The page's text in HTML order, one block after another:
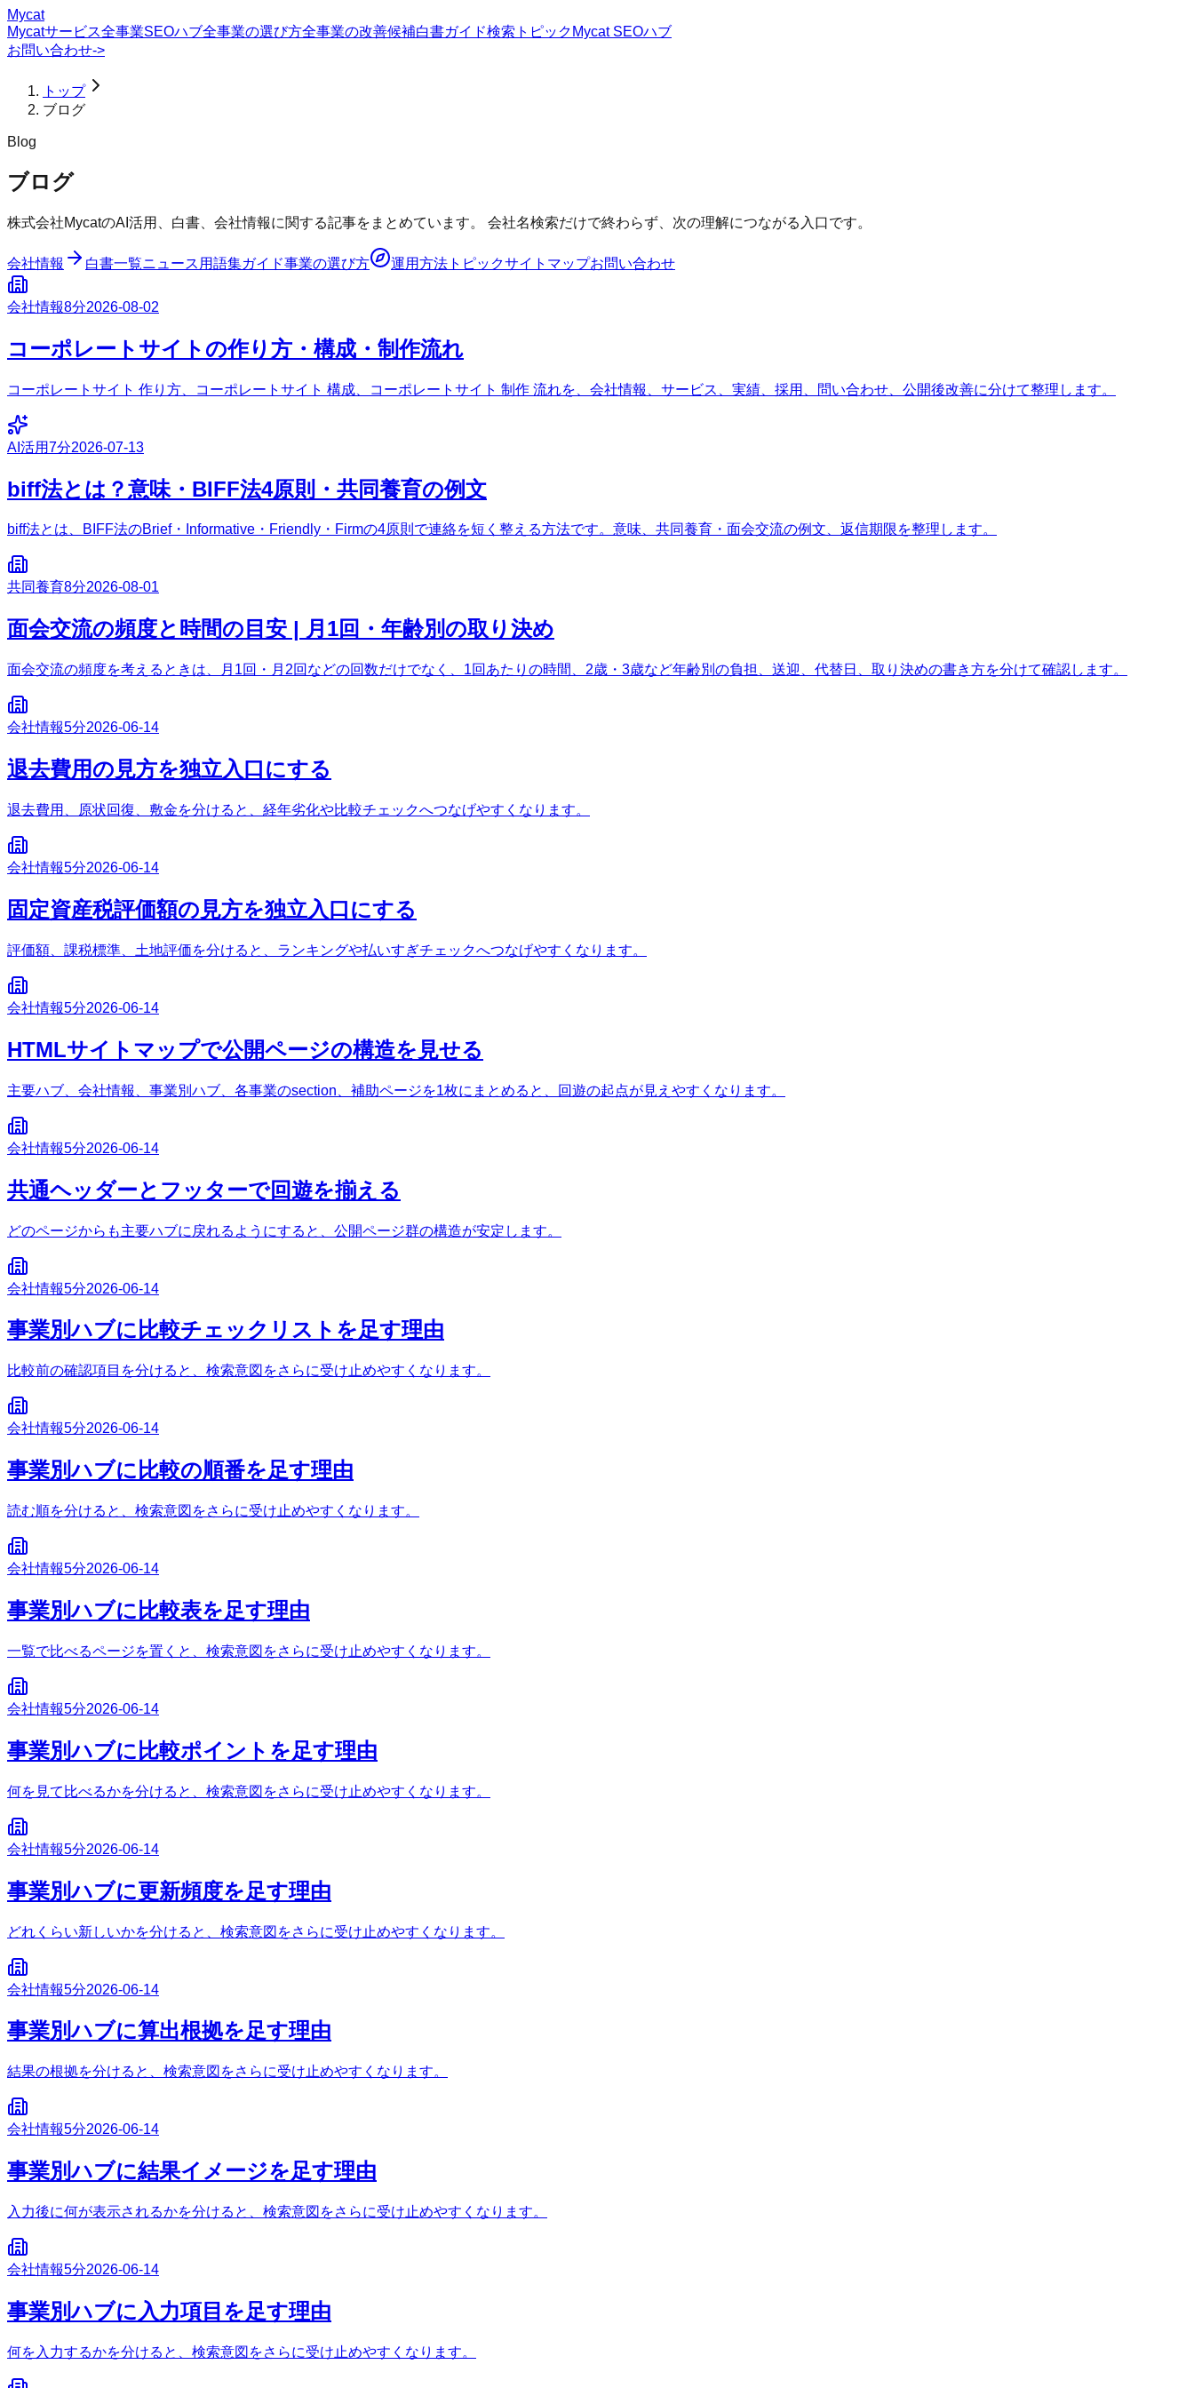
Mycat
Mycatサービス全事業SEOハブ全事業の選び方全事業の改善候補白書ガイド検索トピック Mycat SEOハブ
お問い合わせ->
トップ
ブログ
Blog
ブログ
株式会社MycatのAI活用、白書、会社情報に関する記事をまとめています。 会社名検索だけで終わらず、次の理解につながる入口です。
会社情報 白書一覧ニュース 用語集ガイド事業の選び方 運用方法 トピックサイトマップお問い合わせ
会社情報8分2026-08-02
コーポレートサイトの作り方・構成・制作流れ
コーポレートサイト 作り方、コーポレートサイト 構成、コーポレートサイト 制作 流れを、会社情報、サービス、実績、採用、問い合わせ、公開後改善に分けて整理します。
AI活用7分2026-07-13
biff法とは？意味・BIFF法4原則・共同養育の例文
biff法とは、BIFF法のBrief・Informative・Friendly・Firmの4原則で連絡を短く整える方法です。意味、共同養育・面会交流の例文、返信期限を整理します。
共同養育8分2026-08-01
面会交流の頻度と時間の目安 | 月1回・年齢別の取り決め
面会交流の頻度を考えるときは、月1回・月2回などの回数だけでなく、1回あたりの時間、2歳・3歳など年齢別の負担、送迎、代替日、取り決めの書き方を分けて確認します。
会社情報5分2026-06-14
退去費用の見方を独立入口にする
退去費用、原状回復、敷金を分けると、経年劣化や比較チェックへつなげやすくなります。
会社情報5分2026-06-14
固定資産税評価額の見方を独立入口にする
評価額、課税標準、土地評価を分けると、ランキングや払いすぎチェックへつなげやすくなります。
会社情報5分2026-06-14
HTMLサイトマップで公開ページの構造を見せる
主要ハブ、会社情報、事業別ハブ、各事業のsection、補助ページを1枚にまとめると、回遊の起点が見えやすくなります。
会社情報5分2026-06-14
共通ヘッダーとフッターで回遊を揃える
どのページからも主要ハブに戻れるようにすると、公開ページ群の構造が安定します。
会社情報5分2026-06-14
事業別ハブに比較チェックリストを足す理由
比較前の確認項目を分けると、検索意図をさらに受け止めやすくなります。
会社情報5分2026-06-14
事業別ハブに比較の順番を足す理由
読む順を分けると、検索意図をさらに受け止めやすくなります。
会社情報5分2026-06-14
事業別ハブに比較表を足す理由
一覧で比べるページを置くと、検索意図をさらに受け止めやすくなります。
会社情報5分2026-06-14
事業別ハブに比較ポイントを足す理由
何を見て比べるかを分けると、検索意図をさらに受け止めやすくなります。
会社情報5分2026-06-14
事業別ハブに更新頻度を足す理由
どれくらい新しいかを分けると、検索意図をさらに受け止めやすくなります。
会社情報5分2026-06-14
事業別ハブに算出根拠を足す理由
結果の根拠を分けると、検索意図をさらに受け止めやすくなります。
会社情報5分2026-06-14
事業別ハブに結果イメージを足す理由
入力後に何が表示されるかを分けると、検索意図をさらに受け止めやすくなります。
会社情報5分2026-06-14
事業別ハブに入力項目を足す理由
何を入力するかを分けると、検索意図をさらに受け止めやすくなります。